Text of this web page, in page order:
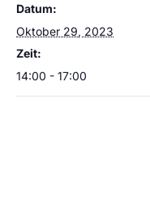
Datum:
Oktober 29, 2023
Zeit:
14:00 - 17:00